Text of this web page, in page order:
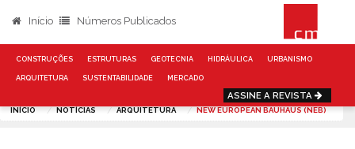
Início Números Publicados
CONSTRUÇÕES ESTRUTURAS GEOTECNIA HIDRÁULICA URBANISMO
ARQUITETURA SUSTENTABILIDADE MERCADO
ASSINE A REVISTA
INÍCIO NOTÍCIAS ARQUITETURA NEW EUROPEAN BAUHAUS (NEB)